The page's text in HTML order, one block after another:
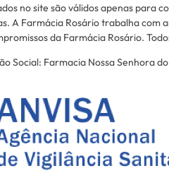
no site são válidos apenas
A Farmácia Rosário trabalha com
da Farmácia Rosário.
Social: Farmacia Nossa Senhora